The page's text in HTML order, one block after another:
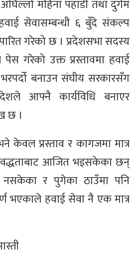
महिना पहाडी तथा दुर्गम
सेवासम्बन्धी ६ बुँदे संकल्प
गरेको छ । प्रदेशसभा सदस्य
पेस गरेको उक्त प्रस्तावमा हवाई
बनाउन संघीय सरकारसँग
आफ्नै कार्यविधि बनाएर
छ ।
केवल प्रस्ताव र कागजमा मात्र
आजित भइसकेका छन्
र पुगेका ठाउँमा पनि
भएकाले हवाई सेवा नै एक मात्र